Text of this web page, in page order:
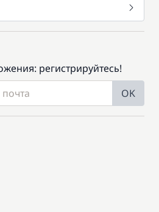
регистрируйтесь!
OK